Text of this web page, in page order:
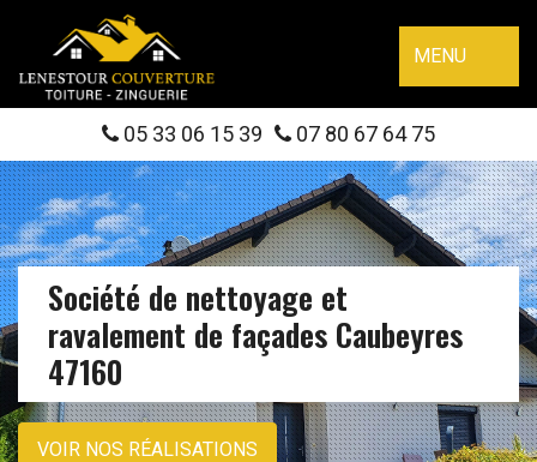
MENU
05 33 06 15 39 07 80 67 64 75
Société de nettoyage et
ravalement de façades Caubeyres
47160
VOIR NOS RÉALISATIONS